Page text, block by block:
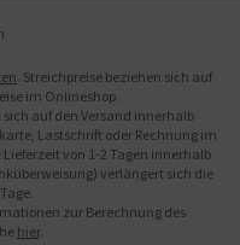
. Streichpreise beziehen sich auf
im Onlineshop.
auf den Versand innerhalb
Lastschrift oder Rechnung im
von 1-2 Tagen innerhalb
verlängert sich die
zur Berechnung des
hier.